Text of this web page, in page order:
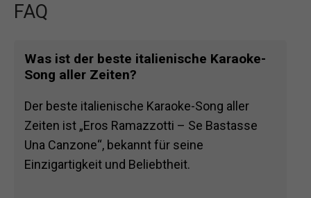
FAQ
Was ist der beste italienische Karaoke-
Song aller Zeiten?
Der beste italienische Karaoke-Song aller
Zeiten ist „Eros Ramazzotti – Se Bastasse
Una Canzone“, bekannt für seine
Einzigartigkeit und Beliebtheit.